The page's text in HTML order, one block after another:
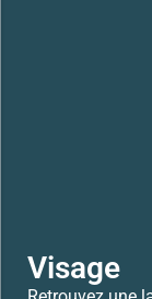
SVR XERIAL
Visage